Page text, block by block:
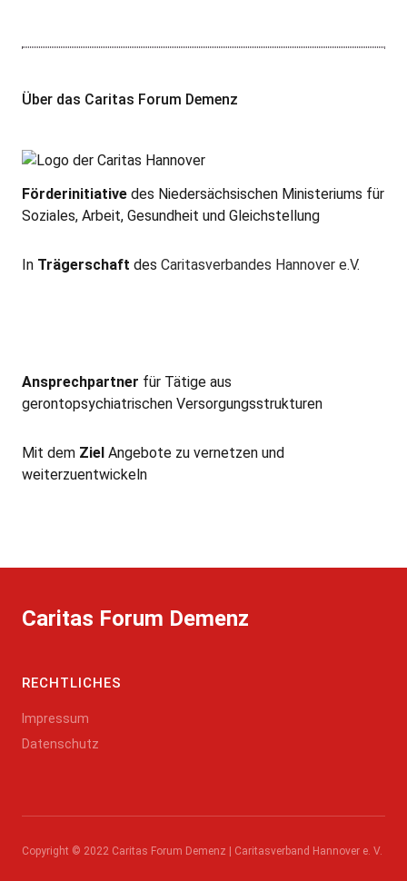
Über das Caritas Forum Demenz
Förderinitiative des Niedersächsischen Ministeriums für
Soziales, Arbeit, Gesundheit und Gleichstellung
In Trägerschaft des Caritasverbandes Hannover e.V.
Ansprechpartner für Tätige aus
gerontopsychiatrischen Versorgungsstrukturen
Mit dem Ziel Angebote zu vernetzen und
weiterzuentwickeln
Caritas Forum Demenz
RECHTLICHES
Impressum
Datenschutz
Copyright © 2022 Caritas Forum Demenz | Caritasverband Hannover e. V